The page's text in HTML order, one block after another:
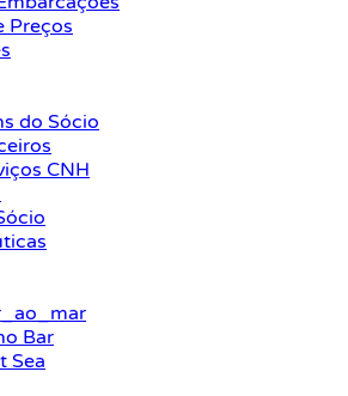
Preços
do Sócio
CNH
Bar
Sea